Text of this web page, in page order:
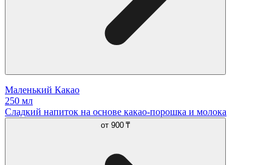
Маленький Какао
250 мл
Сладкий напиток на основе какао-порошка и молока
от 900 ₸